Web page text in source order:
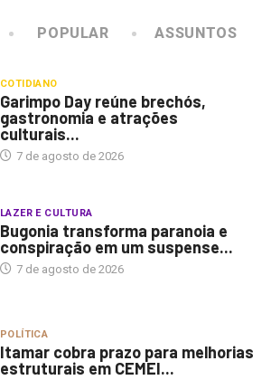
POPULAR ASSUNTOS
COTIDIANO
Garimpo Day reúne brechós,
gastronomia e atrações
culturais...
7 de agosto de 2026
LAZER E CULTURA
Bugonia transforma paranoia e
conspiração em um suspense...
7 de agosto de 2026
POLÍTICA
Itamar cobra prazo para melhorias
estruturais em CEMEI...